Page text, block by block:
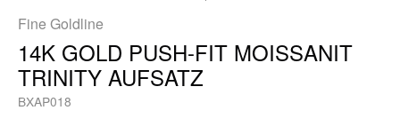
Fine Goldline
14K GOLD PUSH-FIT MOISSANIT
TRINITY AUFSATZ
BXAP018